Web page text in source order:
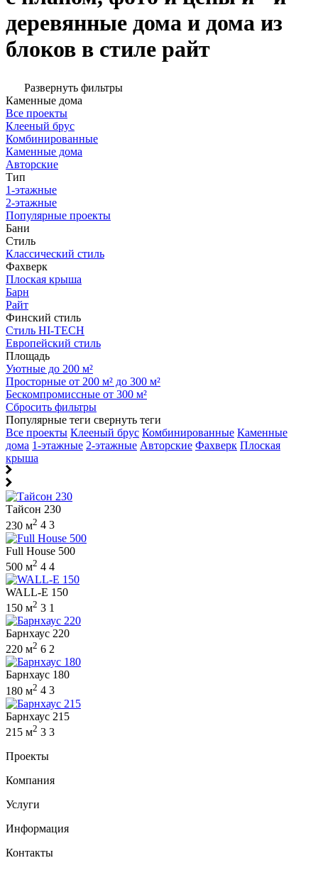
деревянные дома и дома из
блоков в стиле райт
Развернуть фильтры
Каменные дома
Все проекты
Клееный брус
Комбинированные
Каменные дома
Авторские
Тип
1-этажные
2-этажные
Популярные проекты
Бани
Стиль
Классический стиль
Фахверк
Плоская крыша
Барн
Райт
Финский стиль
Стиль HI-TECH
Европейский стиль
Площадь
Уютные до 200 м²
Просторные от 200 м² до 300 м²
Бескомпромиссные от 300 м²
Сбросить фильтры
Популярные теги свернуть теги
Все проекты Клееный брус Комбинированные Каменные
дома 1-этажные 2-этажные Авторские Фахверк Плоская
крыша
Тайсон 230
230 м2 4 3
Full House 500
500 м2 4 4
WALL-E 150
150 м2 3 1
Барнхаус 220
220 м2 6 2
Барнхаус 180
180 м2 4 3
Барнхаус 215
215 м2 3 3
Проекты
Компания
Услуги
Информация
Контакты